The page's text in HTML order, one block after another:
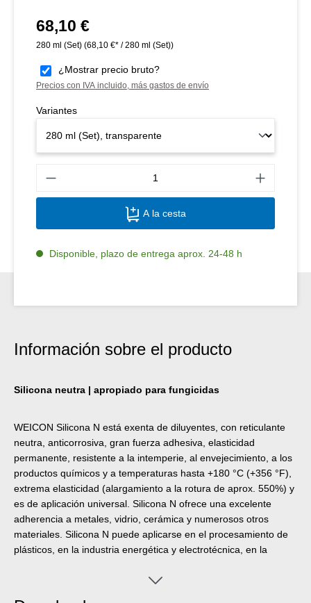
Precio normal:
68,10 €
280 ml (Set) (68,10 €* / 280 ml (Set))
¿Mostrar precio bruto?
Precios con IVA incluido, más gastos de envío
Variantes
A la cesta
Disponible, plazo de entrega aprox. 24-48 h
Información sobre el producto
Silicona neutra | apropiado para fungicidas
WEICON Silicona N está exenta de diluyentes, con reticulante
neutra, anticorrosiva, gran fuerza adhesiva, elasticidad
permanente, resistente a la intemperie, al envejecimiento, a los
productos químicos y a temperaturas hasta +180 °C (+356 °F),
extrema elasticidad (alargamiento a la rotura de aprox. 550%) y
es de aplicación universal. Silicona N ofrece una excelente
adherencia a metales, vidrio, cerámica y numerosos otros
materiales. Silicona N puede aplicarse en el procesamiento de
plásticos, en la industria energética y electrotécnica, en la
cantidad de otros campos industriales.